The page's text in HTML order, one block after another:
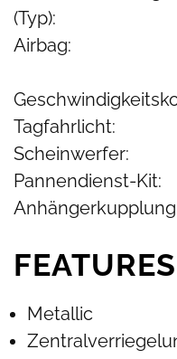
(Typ):
Airbag:
Tagfahrlicht:
Scheinwerfer:
Pannendienst-Kit:
FEATURES
Metallic